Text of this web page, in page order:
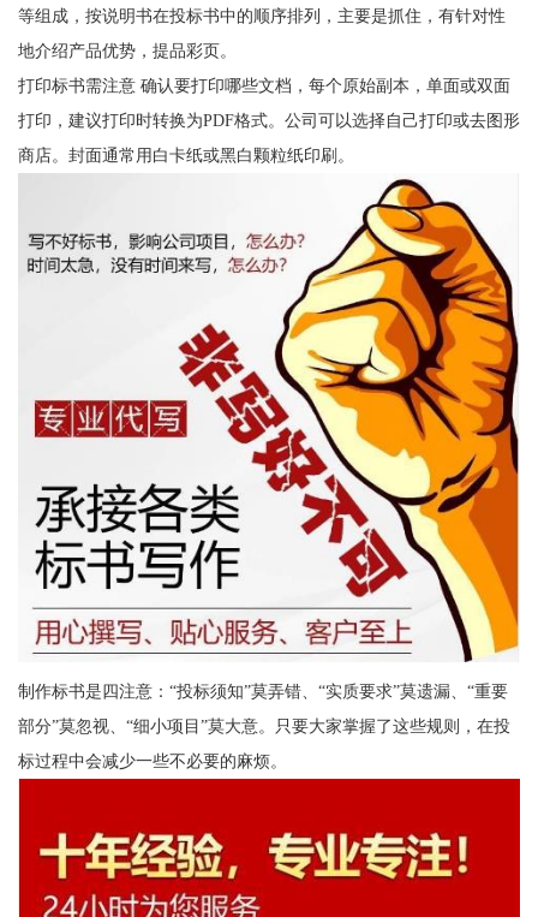
等组成，按说明书在投标书中的顺序排列，主要是抓住，有针对性
地介绍产品优势，提品彩页。
打印标书需注意 确认要打印哪些文档，每个原始副本，单面或双面
打印，建议打印时转换为PDF格式。公司可以选择自己打印或去图形
商店。封面通常用白卡纸或黑白颗粒纸印刷。
制作标书是四注意：“投标须知”莫弄错、“实质要求”莫遗漏、“重要
部分”莫忽视、“细小项目”莫大意。只要大家掌握了这些规则，在投
标过程中会减少一些不必要的麻烦。